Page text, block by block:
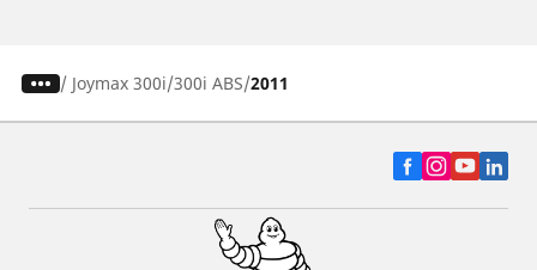
/ Joymax 300i/300i ABS 2011